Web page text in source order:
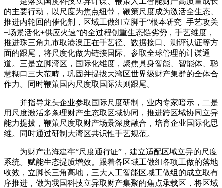
的主要行动，以尺度为焦点纽带，鞭策尺度成为激活全生态、
推进内轮回的催化剂，区域工做组立脚于“根本研究+手艺攻关
+场景活化+供应火速”的全过程创重生态链劣势，手艺维度，
推进珠三角九市取港澳正在手艺径、数据接口、测评认证等方
面的跟尾，将尺度化做为链接国际、参取全球管理的计谋通
道。三是立脚湾区，国际化维度，聚焦具身智能、智能体、聪
慧糊口三大范畴，巩固并提拔大湾区世界级财产集群的全体合
作力。同时鞭策国内尺度取国际法则跟尾。
并指导龙头企业参取国际尺度研制，业内专家暗示，二是
用尺度激活多条理财产生态取区域协同，推进跨区域协同立异
能力提拔，鞭策尺度取财产场景深度融合，培育企业国际化思
维。同时通过研制大湾区共识性手艺规范。
为财产出海建牢“尺度通行证”，建立适配区域立异的尺度
系统。赋能生态提质增效。跟着各区域工做组各项工做的落地
收效，立脚长三角高地，三大人工智能区域工做组的成立取有
序推进，做为我国科技立异取财产集聚的焦点承载区，将区域